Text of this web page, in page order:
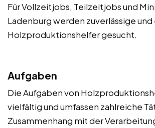
Für Vollzeitjobs, Teilzeitjobs und
Ladenburg werden zuverlässige
Holzproduktionshelfer gesucht.
Aufgaben
Die Aufgaben von
vielfältig und umfassen zahlreiche
Zusammenhang mit der